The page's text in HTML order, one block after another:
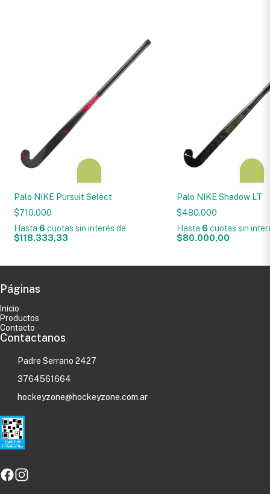
Palo NIKE Pursuit Select
$710.000
Hasta 6 cuotas sin interés de
$118.333,33
Palo NIKE Shadow LT
$480.000
Hasta 6 cuotas sin
$80.000,00
Páginas
Inicio
Productos
Contacto
Contactanos
Padre Serrano 2427
3764561664
hockeyzone@hockeyzone.com.ar